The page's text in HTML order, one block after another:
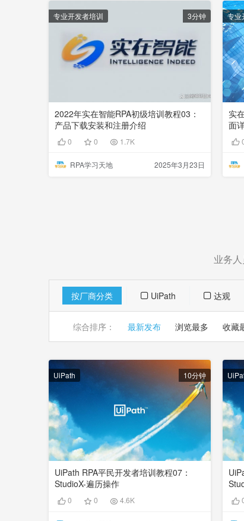
专业开发者培训 3分钟
2022年实在智能RPA初级培训教程03：
产品下载安装和注册介绍
0 0 1.7K
RPA学习天地 2025年3月23日
专业
实
面
业务
按厂商分类 UiPath 达观
综合排序： 最新发布 浏览最多 收藏
UiPath 10分钟
UiPath RPA平民开发者培训教程07：
StudioX-遍历操作
0 0 4.6K